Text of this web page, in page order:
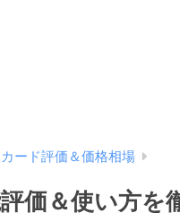
カード評価＆価格相場
評価＆使い方